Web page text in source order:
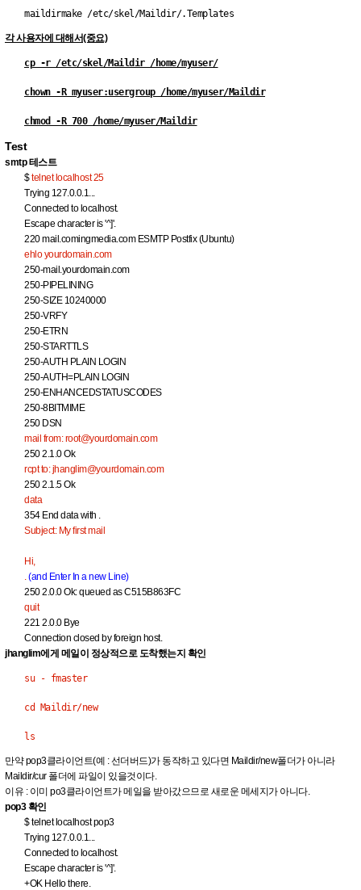
maildirmake /etc/skel/Maildir/.Templates
각 사용자에 대해서(중요)
cp -r /etc/skel/Maildir /home/myuser/
chown -R myuser:usergroup /home/myuser/Maildir
chmod -R 700 /home/myuser/Maildir
Test
smtp 테스트
$telnet localhost 25
Trying 127.0.0.1...
Connected to localhost.
Escape character is '^]'.
220 mail.comingmedia.com ESMTP Postfix (Ubuntu)
ehlo yourdomain.com
250-mail.yourdomain.com
250-PIPELINING
250-SIZE 10240000
250-VRFY
250-ETRN
250-STARTTLS
250-AUTH PLAIN LOGIN
250-AUTH=PLAIN LOGIN
250-ENHANCEDSTATUSCODES
250-8BITMIME
250 DSN
mail from: root@yourdomain.com
250 2.1.0 Ok
rcpt to: jhanglim@yourdomain.com
250 2.1.5 Ok
data
354 End data with
Subject: My first mail
Hi,
(and Enter In a new Line)
250 2.0.0 Ok: queued as C515B863FC
quit
221 2.0.0 Bye
Connection closed by foreign host.
jhanglim에게 메일이 정상적으로 도착했는지 확인
su - fmaster
cd Maildir/new
ls
만약 pop3클라이언트(예 : 선더버드)가 동작하고 있다면 Maildir/new폴더가 아니라
Maildir/cur 폴더에 파일이 있을것이다.
이유 : 이미 po3클라이언트가 메일을 받아갔으므로 새로운 메세지가 아니다.
pop3 확인
$ telnet localhost pop3
Trying 127.0.0.1...
Connected to localhost.
Escape character is '^]'.
+OK Hello there.